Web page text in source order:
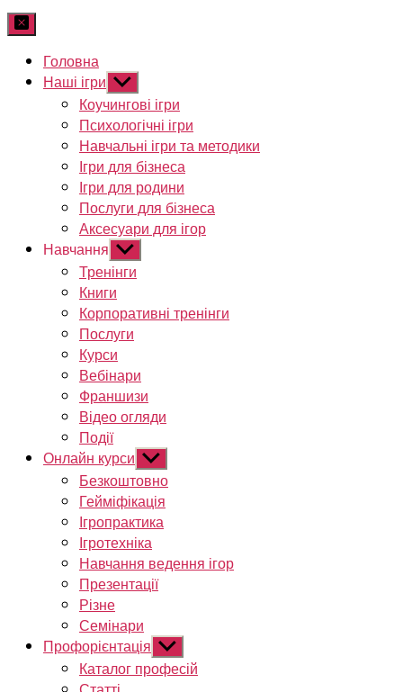
Головна
Наші ігри Показати
підменю
Коучингові ігри
Психологічні ігри
Навчальні ігри та методики
Ігри для бізнеса
Ігри для родини
Послуги для бізнеса
Аксесуари для ігор
Навчання Показати
підменю
Тренінги
Книги
Корпоративні тренінги
Послуги
Курси
Вебінари
Франшизи
Відео огляди
Події
Онлайн курси Показати
підменю
Безкоштовно
Гейміфікація
Ігропрактика
Ігротехніка
Навчання ведення ігор
Презентації
Різне
Семінари
Профорієнтація Показати
підменю
Каталог професій